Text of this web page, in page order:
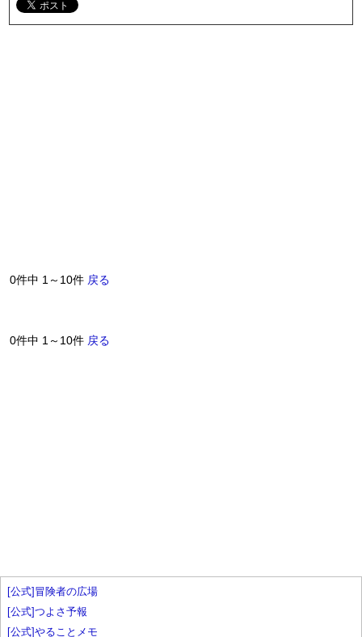
0件中 1～10件 戻る
0件中 1～10件 戻る
[公式]冒険者の広場
[公式]つよさ予報
[公式]やることメモ